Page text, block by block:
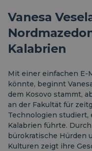
Vanesa
Kalabrien
Mit einer einfachen E-
könnte, beginnt
dem Kosovo stammt,
an der Fakultät für
Technologien studiert,
Kalabrien führte.
bürokratische Hürden
Kulturen zeigt ihre